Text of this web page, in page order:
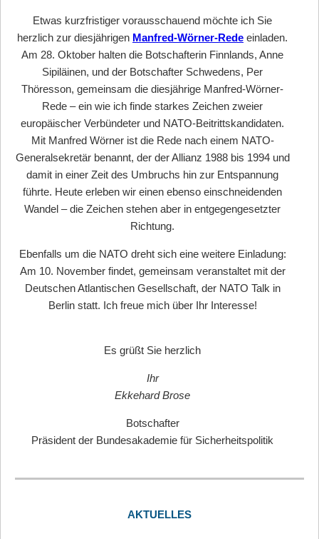
Etwas kurzfristiger vorausschauend möchte ich Sie
herzlich zur diesjährigen Manfred-Wörner-Rede einladen.
Am 28. Oktober halten die Botschafterin Finnlands, Anne
Sipiläinen, und der Botschafter Schwedens, Per
Thöresson, gemeinsam die diesjährige Manfred-Wörner-
Rede – ein wie ich finde starkes Zeichen zweier
europäischer Verbündeter und NATO-Beitrittskandidaten.
Mit Manfred Wörner ist die Rede nach einem NATO-
Generalsekretär benannt, der der Allianz 1988 bis 1994 und
damit in einer Zeit des Umbruchs hin zur Entspannung
führte. Heute erleben wir einen ebenso einschneidenden
Wandel –die Zeichen stehen aber in entgegengesetzter
Richtung.
Ebenfalls um die NATO dreht sich eine weitere Einladung:
Am 10. November findet, gemeinsam veranstaltet mit der
Deutschen Atlantischen Gesellschaft, der NATO Talk in
Berlin statt. Ich freue mich über Ihr Interesse!
Es grüßt Sie herzlich
Ihr
Ekkehard Brose
Botschafter
Präsident der Bundesakademie für Sicherheitspolitik
AKTUELLES